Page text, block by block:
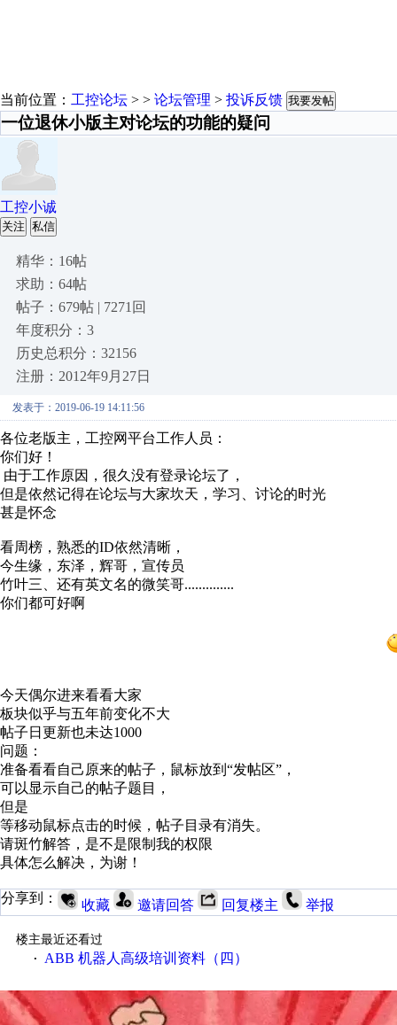
当前位置： 工控论坛 > > 论坛管理 > 投诉反馈 我要发帖
一位退休小版主对论坛的功能的疑问
工控小诚
关注 私信
精华：16帖
求助：64帖
帖子：679帖 | 7271回
年度积分：3
历史总积分：32156
注册：2012年9月27日
发表于：2019-06-19 14:11:56
各位老版主，工控网平台工作人员：
你们好！
由于工作原因，很久没有登录论坛了，
但是依然记得在论坛与大家坎天，学习、讨论的时光
甚是怀念
看周榜，熟悉的ID依然清晰，
今生缘，东泽，辉哥，宣传员
竹叶三、还有英文名的微笑哥..............
你们都可好啊
今天偶尔进来看看大家
板块似乎与五年前变化不大
帖子日更新也未达1000
问题：
准备看看自己原来的帖子，鼠标放到“发帖区”，
可以显示自己的帖子题目，
但是
等移动鼠标点击的时候，帖子目录有消失。
请斑竹解答，是不是限制我的权限
具体怎么解决，为谢！
分享到： 收藏 邀请回答 回复楼主 举报
楼主最近还看过
·
ABB 机器人高级培训资料（四）